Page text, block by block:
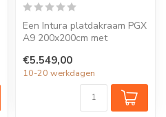
Een Intura platdakraam PGX
A9 200x200cm met
vertrek ...
€5.549,00
10-20 werkdagen